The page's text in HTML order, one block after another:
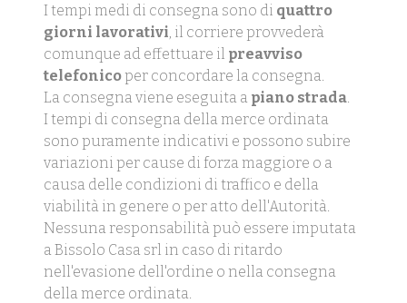
I tempi medi di consegna sono di quattro
giorni lavorativi , il corriere provvederà
comunque ad effettuare il preavviso
telefonicoper concordare la consegna.
La consegna viene eseguita a piano strada
I tempi di consegna della merce ordinata
sono puramente indicativi e possono subire
variazioni per cause di forza maggiore o a
causa delle condizioni di traffico e della
viabilità in genere o per atto dell'Autorità.
Nessuna responsabilità può essere imputata
a Bissolo Casa srl in caso di ritardo
nell'evasione dell'ordine o nella consegna
della merce ordinata.